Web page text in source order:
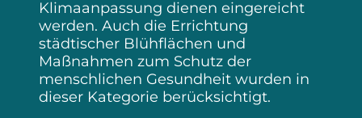
Klimaanpassung dienen eingereicht
werden. Auch die Errichtung
städtischer Blühflächen und
Maßnahmen zum Schutz der
menschlichen Gesundheit wurden in
dieser Kategorie berücksichtigt.